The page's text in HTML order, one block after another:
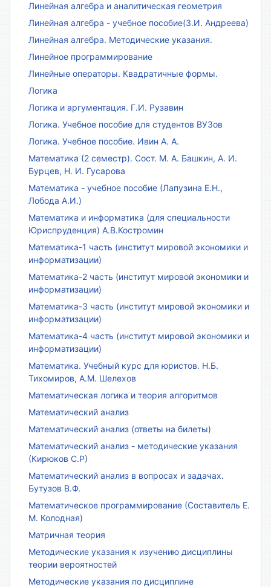
Линейная алгебра и аналитическая геометрия
Линейная алгебра - учебное пособие(З.И. Андреева)
Линейная алгебра. Методические указания.
Линейное программирование
Линейные операторы. Квадратичные формы.
Логика
Логика и аргументация. Г.И. Рузавин
Логика. Учебное пособие для студентов ВУЗов
Логика. Учебное пособие. Ивин А. А.
Математика (2 семестр). Сост. М. А. Башкин, А. И.
Бурцев, Н. И. Гусарова
Математика - учебное пособие (Лапузина Е.Н.,
Лобода А.И.)
Математика и информатика (для специальности
Юриспруденция) А.В.Костромин
Математика-1 часть (институт мировой экономики и
информатизации)
Математика-2 часть (институт мировой экономики и
информатизации)
Математика-3 часть (институт мировой экономики и
информатизации)
Математика-4 часть (институт мировой экономики и
информатизации)
Математика. Учебный курс для юристов. Н.Б.
Тихомиров, А.М. Шелехов
Математическая логика и теория алгоритмов
Математический анализ
Математический анализ (ответы на билеты)
Математический анализ - методические указания
(Кирюков С.Р)
Математический анализ в вопросах и задачах.
Бутузов В.Ф.
Математическое программирование (Составитель Е.
М. Колодная)
Матричная теория
Методические указания к изучению дисциплины
теории вероятностей
Методические указания по дисциплине